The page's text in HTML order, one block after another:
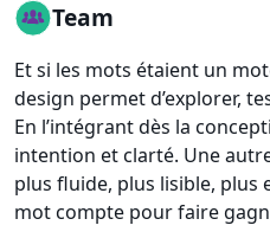
Team
Et si les mots étaient un
design permet d’explorer,
En l’intégrant dès la
intention et clarté. Une
plus fluide, plus lisible,
mot compte pour faire